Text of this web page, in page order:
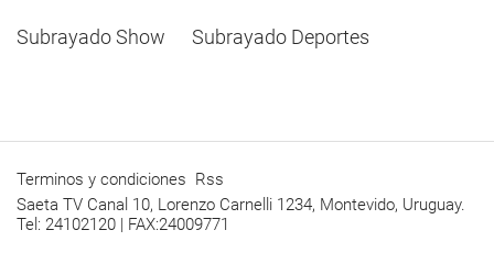
Subrayado Show Subrayado Deportes
Terminos y condiciones Rss
Saeta TV Canal 10, Lorenzo Carnelli 1234, Montevido, Uruguay.
Tel: 24102120 | FAX:24009771